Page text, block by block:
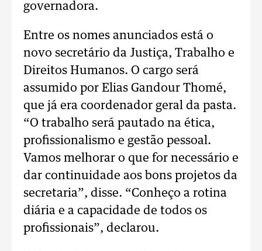
governadora.
Entre os nomes anunciados está o
novo secretário da Justiça, Trabalho e
Direitos Humanos. O cargo será
assumido por Elias Gandour Thomé,
que já era coordenador geral da pasta.
“O trabalho será pautado na ética,
profissionalismo e gestão pessoal.
Vamos melhorar o que for necessário e
dar continuidade aos bons projetos da
secretaria”, disse. “Conheço a rotina
diária e a capacidade de todos os
profissionais”, declarou.